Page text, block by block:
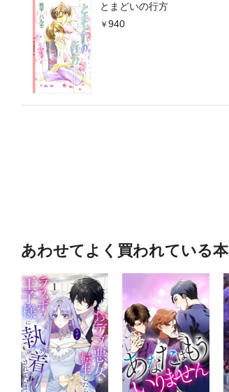
とまどいの行方
940
あわせてよく買われている本